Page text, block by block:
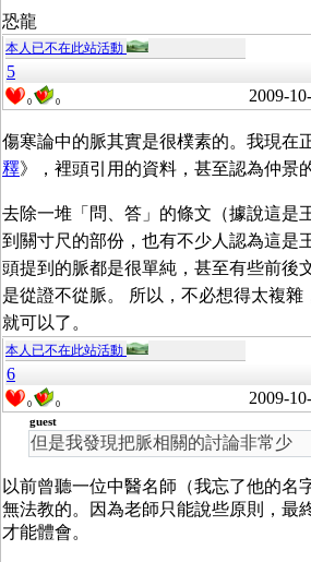
恐龍
本人已不在此站活動
5
0 0 2009-
傷寒論中的脈其實是很樸素的。我現在
釋》，裡頭引用的資料，甚至認為仲景
去除一堆「問、答」的條文（據說這是
到關寸尺的部份，也有不少人認為這是
頭提到的脈都是很單純，甚至有些前後
是從證不從脈。 所以，不必想得太複雜
就可以了。
本人已不在此站活動
6
0 0 2009-
guest
但是我發現把脈相關的討論非常少
以前曾聽一位中醫名師（我忘了他的名
無法教的。因為老師只能說些原則，最
才能體會。